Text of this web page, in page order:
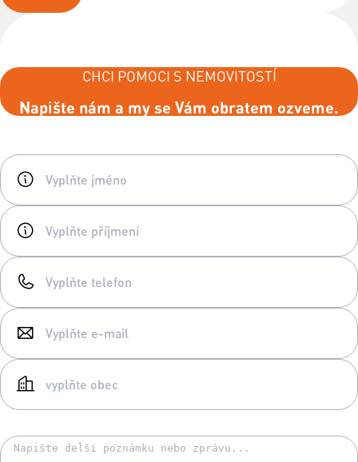
CHCI POMOCI S NEMOVITOSTÍ
Napište nám a my se Vám obratem ozveme.